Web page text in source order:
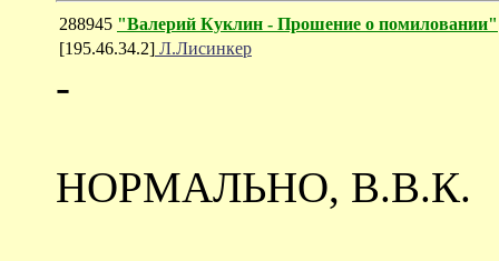
288945 "Валерий Куклин - Прошение о помиловании"
[195.46.34.2] Л.Лисинкер
-
НОРМАЛЬНО, В.В.К.